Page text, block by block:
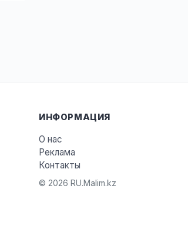
ИНФОРМАЦИЯ
О нас
Реклама
Контакты
© 2026 RU.Malim.kz